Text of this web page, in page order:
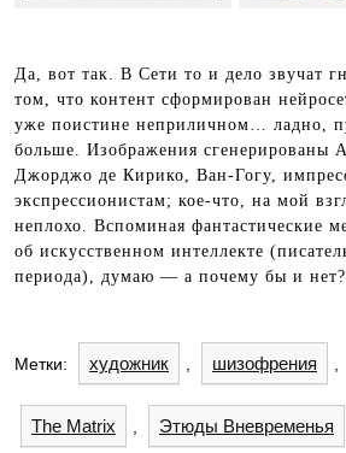
Да, вот так. В Сети то и дело звучат
том, что контент сформирован
уже поистине неприличном… ладно,
больше. Изображения сгенерированы
Джорджо де Кирико, Ван-Гогу,
экспрессионистам; кое-что, на мой
неплохо. Вспоминая фантастические
об искусственном интеллекте
периода), думаю — а почему бы и нет?
Метки: художник шизофрения
The Matrix Этюды Вневременья